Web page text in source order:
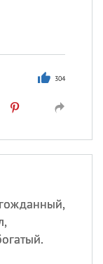
304